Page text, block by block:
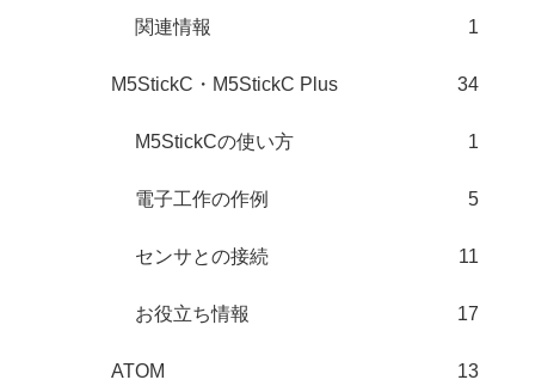
関連情報 1
M5StickC・M5StickC Plus 34
M5StickCの使い方 1
電子工作の作例 5
センサとの接続 11
お役立ち情報 17
ATOM 13